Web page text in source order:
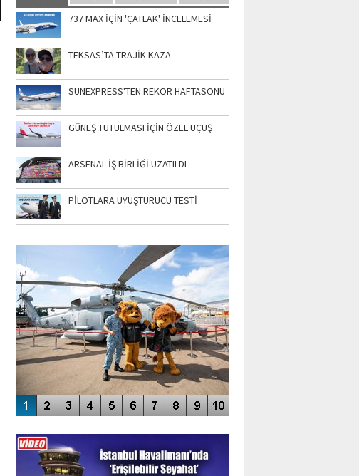
737 MAX İÇİN 'ÇATLAK' İNCELEMESİ
TEKSAS’TA TRAJİK KAZA
SUNEXPRESS'TEN REKOR HAFTASONU
GÜNEŞ TUTULMASI İÇİN ÖZEL UÇUŞ
ARSENAL İŞ BİRLİĞİ UZATILDI
PİLOTLARA UYUŞTURUCU TESTİ
SİNGAPUR AIRSHOW-2020
ENGELLERİN AŞILDIĞI HAVALİMANI